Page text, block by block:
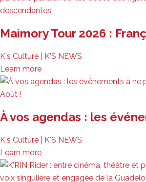
Maimory Tour 2026 :
K's Culture
K'S NEWS
Learn more
À vos agendas : les
K's Culture
K'S NEWS
Learn more